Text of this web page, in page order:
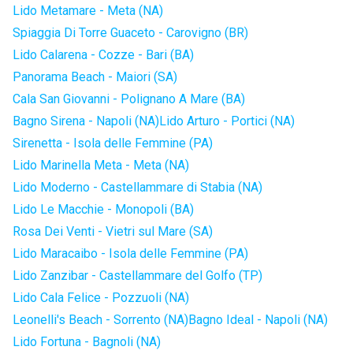
Lido Metamare - Meta (NA)
Spiaggia Di Torre Guaceto - Carovigno (BR)
Lido Calarena - Cozze - Bari (BA)
Panorama Beach - Maiori (SA)
Cala San Giovanni - Polignano A Mare (BA)
Bagno Sirena - Napoli (NA)Lido Arturo - Portici (NA)
Sirenetta - Isola delle Femmine (PA)
Lido Marinella Meta - Meta (NA)
Lido Moderno - Castellammare di Stabia (NA)
Lido Le Macchie - Monopoli (BA)
Rosa Dei Venti - Vietri sul Mare (SA)
Lido Maracaibo - Isola delle Femmine (PA)
Lido Zanzibar - Castellammare del Golfo (TP)
Lido Cala Felice - Pozzuoli (NA)
Leonelli's Beach - Sorrento (NA)Bagno Ideal - Napoli (NA)
Lido Fortuna - Bagnoli (NA)